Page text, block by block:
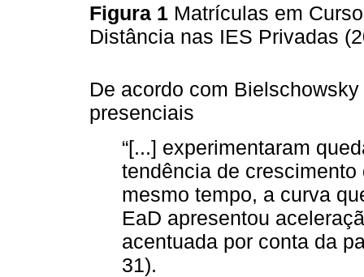
Figura 1 Matrículas em
Distância nas IES Privadas
De acordo com
presenciais
“[...] experimentaram
tendência de
mesmo tempo, a curva
EaD apresentou
acentuada por conta da
31).